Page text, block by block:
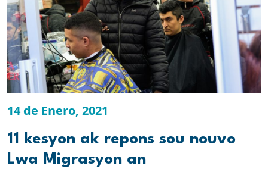
14 de Enero, 2021
11 kesyon ak repons sou nouvo
Lwa Migrasyon an